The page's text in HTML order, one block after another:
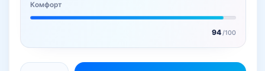
Комфорт
94/100